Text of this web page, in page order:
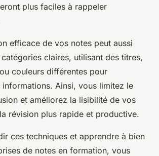
plus faciles à rappeler
efficace de vos notes peut aussi
claires, utilisant des titres,
couleurs différentes pour
informations. Ainsi, vous limitez le
et améliorez la lisibilité de vos
révision plus rapide et productive.
ces techniques et apprendre à bien
de notes en formation, vous